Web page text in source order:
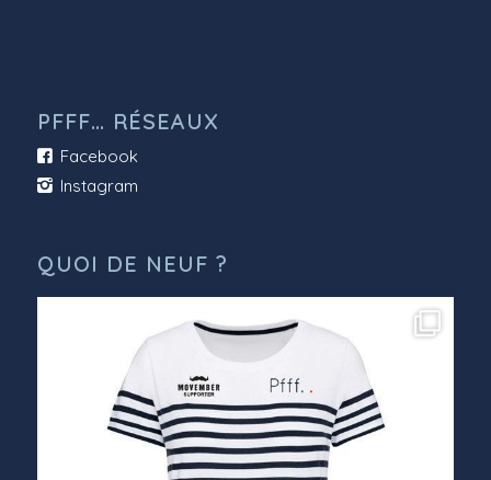
PFFF… RÉSEAUX
Facebook
Instagram
QUOI DE NEUF ?